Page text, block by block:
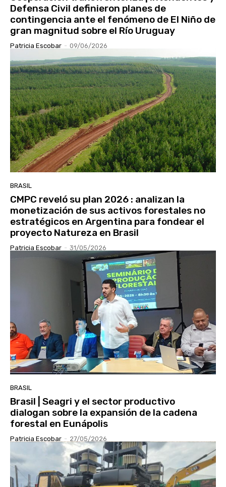
Defensa Civil definieron planes de
contingencia ante el fenómeno de El Niño de
gran magnitud sobre el Río Uruguay
Patricia Escobar - 09/06/2026
BRASIL
CMPC reveló su plan 2026 : analizan la
monetización de sus activos forestales no
estratégicos en Argentina para fondear el
proyecto Natureza en Brasil
Patricia Escobar - 31/05/2026
BRASIL
Brasil | Seagri y el sector productivo
dialogan sobre la expansión de la cadena
forestal en Eunápolis
Patricia Escobar - 27/05/2026